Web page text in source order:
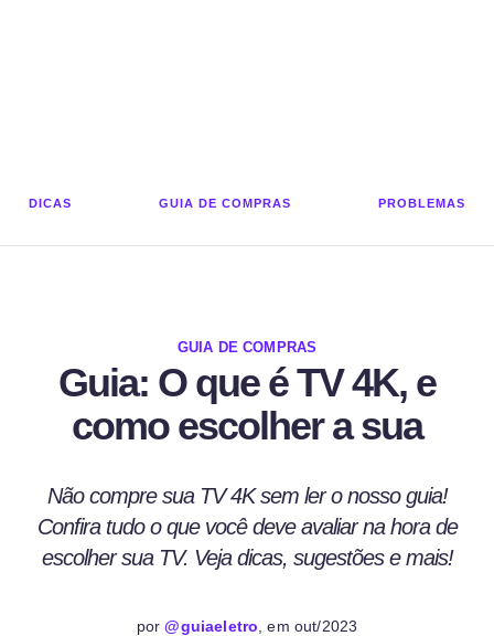
DICAS GUIA DE COMPRAS PROBLEMAS
GUIA DE COMPRAS
Guia: O que é TV 4K, e
como escolher a sua
Não compre sua TV 4K sem ler o nosso guia!
Confira tudo o que você deve avaliar na hora de
escolher sua TV. Veja dicas, sugestões e mais!
por@guiaeletro , em out/2023